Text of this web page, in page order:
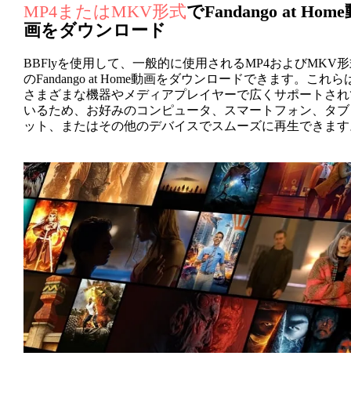
MP4またはMKV形式でFandango at Home
画をダウンロード
BBFlyを使用して、一般的に使用されるMP4およびMKV
のFandango at Home動画をダウンロードできます。これら
さまざまな機器やメディアプレイヤーで広くサポートさ
いるため、お好みのコンピュータ、スマートフォン、タ
ット、またはその他のデバイスでスムーズに再生できま